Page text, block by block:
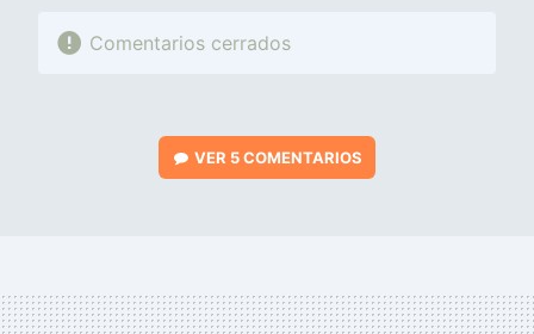
Comentarios cerrados
VER 5 COMENTARIOS